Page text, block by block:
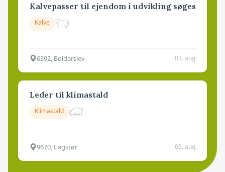
Kalvepasser til ejendom i udvikling søges
Kalve
6392, Bolderslev 03. aug.
Leder til klimastald
Klimastald
9670, Løgstør 03. aug.